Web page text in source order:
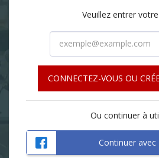
Veuillez entrer
CONNECTEZ-VOUS OU
Ou continuer à
Continuer avec